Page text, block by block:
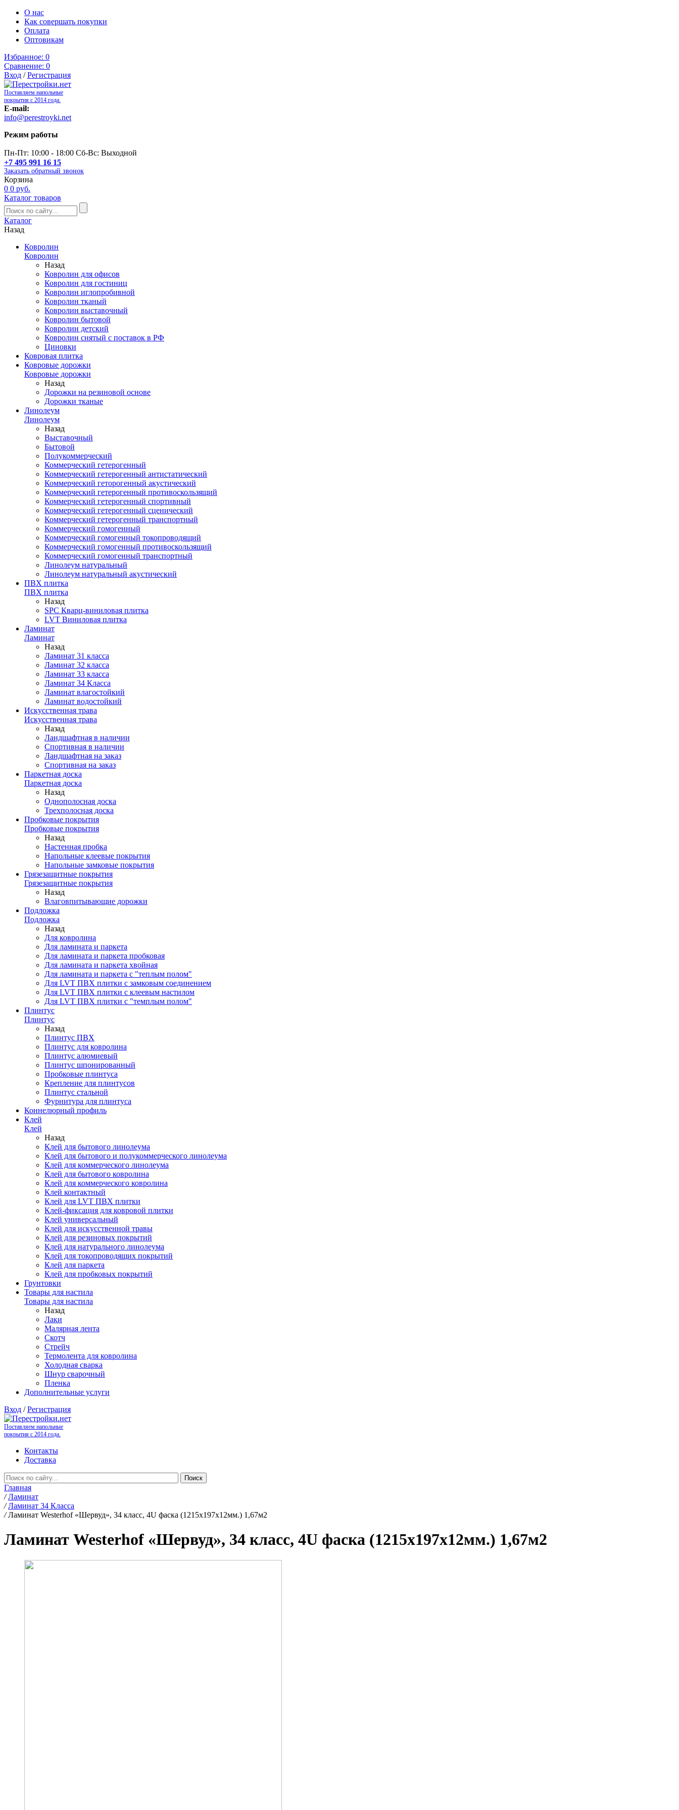
О нас
Как совершать покупки
Оплата
Оптовикам
Избранное: 0
Сравнение: 0
Вход /Регистрация
Поставляем напольные
покрытия с 2014 года.
E-mail:
info@perestroyki.net
Режим работы
Пн-Пт: 10:00 - 18:00 Сб-Вс: Выходной
+7 495 991 16 15
Заказать обратный звонок
Корзина
0 0 руб.
Каталог товаров
Каталог
Назад
Ковролин
Ковролин
Назад
Ковролин для офисов
Ковролин для гостиниц
Ковролин иглопробивной
Ковролин тканый
Ковролин выставочный
Ковролин бытовой
Ковролин детский
Ковролин снятый с поставок в РФ
Циновки
Ковровая плитка
Ковровые дорожки
Ковровые дорожки
Назад
Дорожки на резиновой основе
Дорожки тканые
Линолеум
Линолеум
Назад
Выставочный
Бытовой
Полукоммерческий
Коммерческий гетерогенный
Коммерческий гетерогенный антистатический
Коммерческий геторогенный акустический
Коммерческий гетерогенный противоскользящий
Коммерческий гетерогенный спортивный
Коммерческий гетерогенный сценический
Коммерческий гетерогенный транспортный
Коммерческий гомогенный
Коммерческий гомогенный токопроводящий
Коммерческий гомогенный противоскользящий
Коммерческий гомогенный транспортный
Линолеум натуральный
Линолеум натуральный акустический
ПВХ плитка
ПВХ плитка
Назад
SPC Кварц-виниловая плитка
LVT Виниловая плитка
Ламинат
Ламинат
Назад
Ламинат 31 класса
Ламинат 32 класса
Ламинат 33 класса
Ламинат 34 Класса
Ламинат влагостойкий
Ламинат водостойкий
Искусственная трава
Искусственная трава
Назад
Ландшафтная в наличии
Спортивная в наличии
Ландшафтная на заказ
Спортивная на заказ
Паркетная доска
Паркетная доска
Назад
Однополосная доска
Трехполосная доска
Пробковые покрытия
Пробковые покрытия
Назад
Настенная пробка
Напольные клеевые покрытия
Напольные замковые покрытия
Грязезащитные покрытия
Грязезащитные покрытия
Назад
Влаговпитывающие дорожки
Подложка
Подложка
Назад
Для ковролина
Для ламината и паркета
Для ламината и паркета пробковая
Для ламината и паркета хвойная
Для ламината и паркета с "теплым полом"
Для LVT ПВХ плитки с замковым соединением
Для LVT ПВХ плитки с клеевым настилом
Для LVT ПВХ плитки с "темплым полом"
Плинтус
Плинтус
Назад
Плинтус ПВХ
Плинтус для ковролина
Плинтус алюмиевый
Плинтус шпонированный
Пробковые плинтуса
Крепление для плинтусов
Плинтус стальной
Фурнитура для плинтуса
Коннелюрный профиль
Клей
Клей
Назад
Клей для бытового линолеума
Клей для бытового и полукоммерческого линолеума
Клей для коммерческого линолеума
Клей для бытового ковролина
Клей для коммерческого ковролина
Клей контактный
Клей для LVT ПВХ плитки
Клей-фиксация для ковровой плитки
Клей универсальный
Клей для искусственной травы
Клей для резиновых покрытий
Клей для натурального линолеума
Клей для токопроводящих покрытий
Клей для паркета
Клей для пробковых покрытий
Грунтовки
Товары для настила
Товары для настила
Назад
Лаки
Малярная лента
Скотч
Стрейч
Термолента для ковролина
Холодная сварка
Шнур сварочный
Пленка
Дополнительные услуги
Вход /Регистрация
Поставляем напольные
покрытия с 2014 года.
Контакты
Доставка
Главная
/ Ламинат
/ Ламинат 34 Класса
/ Ламинат Westerhof «Шервуд», 34 класс, 4U фаска (1215х197х12мм.) 1,67м2
Ламинат Westerhof «Шервуд», 34 класс, 4U фаска (1215х197х12мм.) 1,67м2